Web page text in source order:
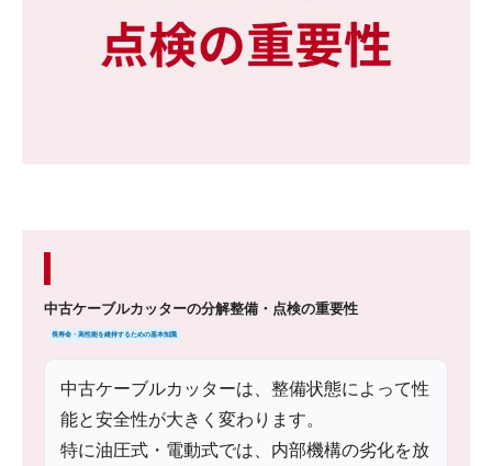
中古ケーブルカッターの分解整備・点検の重要性
長寿命・高性能を維持するための基本知識
中古ケーブルカッターは、整備状態によって性
能と安全性が大きく変わります。
特に油圧式・電動式では、内部機構の劣化を放